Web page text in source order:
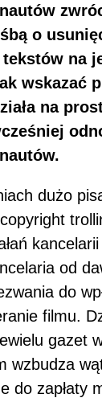
o
tekstów na
wskazać
na
dużo
od
do
filmu.
gazet
wzbudza
do zapłaty